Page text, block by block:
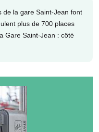
de la gare Saint-Jean font
plus de 700 places
Gare Saint-Jean : côté